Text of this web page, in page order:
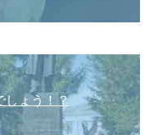
しょう！？